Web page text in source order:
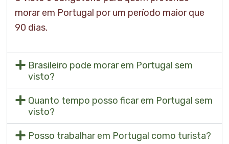
morar em Portugal por um período maior que
90 dias.
Brasileiro pode morar em Portugal sem
visto?
Quanto tempo posso ficar em Portugal sem
visto?
Posso trabalhar em Portugal como turista?